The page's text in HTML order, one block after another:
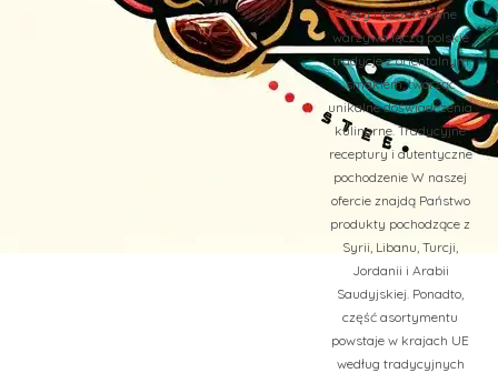
sery i faszerowane
warzywa łączą polskie
tradycje z orientalnym
smakiem, tworząc
unikalne doświadczenia
kulinarne. Tradycyjne
receptury i autentyczne
pochodzenie W naszej
ofercie znajdą Państwo
produkty pochodzące z
Syrii, Libanu, Turcji,
Jordanii i Arabii
Saudyjskiej. Ponadto,
część asortymentu
powstaje w krajach UE
według tradycyjnych